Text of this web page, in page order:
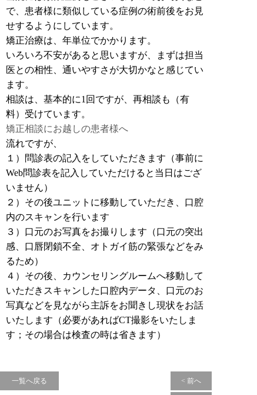
で、患者様に類似している症例の術前後をお見
せするようにしています。
矯正治療は、年単位でかかります。
いろいろ不安があると思いますが、まずは担当
医との相性、通いやすさが大切かなと感じてい
ます。
相談は、基本的に1回ですが、再相談も（有
料）受けています。
矯正相談にお越しの患者様へ
流れですが、
１）問診表の記入をしていただきます（事前に
Web問診表を記入していただけると当日はござ
いません）
２）その後ユニットに移動していただき、口腔
内のスキャンを行います
３）口元のお写真をお撮りします（口元の突出
感、口唇閉鎖不全、オトガイ筋の緊張などをみ
るため）
４）その後、カウンセリングルームへ移動して
いただきスキャンした口腔内データ、口元のお
写真などを見ながら主訴をお聞きし現状をお話
いたします（必要があればCT撮影をいたしま
す；その場合は検査の時は省きます）
一覧へ戻る < 前へ